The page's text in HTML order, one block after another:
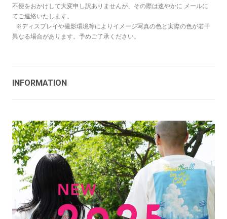
不便をおかけして大変申し訳ありませんが、その際は速やかに メールに
てご連絡いたします。
※ディスプレイや撮影環境等によりイメージ写真の色と実際の色が若干
異なる場合があります。予めご了承ください。
INFORMATION